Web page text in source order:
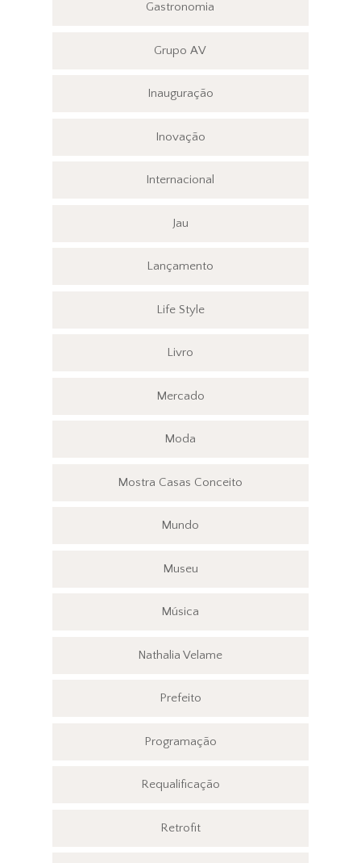
Gastronomia
Grupo AV
Inauguração
Inovação
Internacional
Jau
Lançamento
Life Style
Livro
Mercado
Moda
Mostra Casas Conceito
Mundo
Museu
Música
Nathalia Velame
Prefeito
Programação
Requalificação
Retrofit